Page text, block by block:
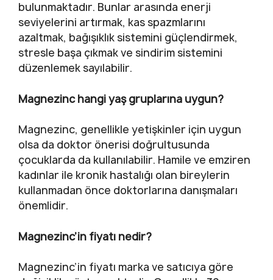
bulunmaktadır. Bunlar arasında enerji
seviyelerini artırmak, kas spazmlarını
azaltmak, bağışıklık sistemini güçlendirmek,
stresle başa çıkmak ve sindirim sistemini
düzenlemek sayılabilir.
Magnezinc hangi yaş gruplarına uygun?
Magnezinc, genellikle yetişkinler için uygun
olsa da doktor önerisi doğrultusunda
çocuklarda da kullanılabilir. Hamile ve emziren
kadınlar ile kronik hastalığı olan bireylerin
kullanmadan önce doktorlarına danışmaları
önemlidir.
Magnezinc’in fiyatı nedir?
Magnezinc’in fiyatı marka ve satıcıya göre